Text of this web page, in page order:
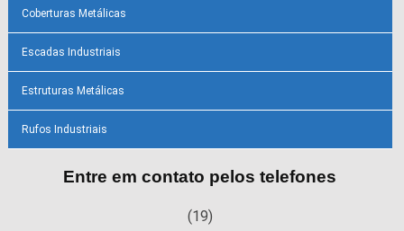
Coberturas Metálicas
Escadas Industriais
Estruturas Metálicas
Rufos Industriais
Entre em contato pelos telefones
(19)